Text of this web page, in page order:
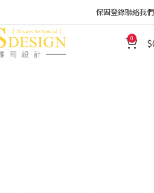
保固登錄聯絡我們
0